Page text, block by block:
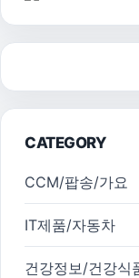
CATEGORY
CCM/팝송/가요
IT제품/자동차
건강정보/건강식